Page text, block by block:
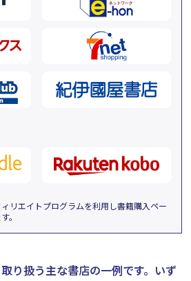
リエイトプログラムを利用し書籍購入ペー
。
り扱う主な書店の一例です。 いず